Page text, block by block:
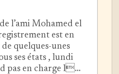
l’ami Mohamed el
est en
quelques-unes
ses états , lundi
pas en charge l…